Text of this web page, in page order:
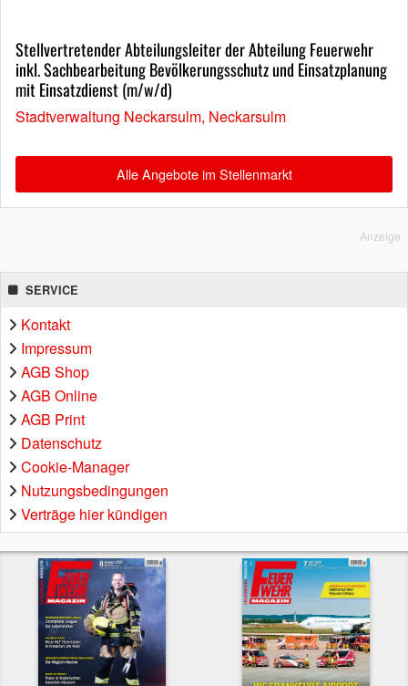
Stellvertretender Abteilungsleiter der Abteilung Feuerwehr
inkl. Sachbearbeitung Bevölkerungsschutz und Einsatzplanung
mit Einsatzdienst (m/w/d)
Stadtverwaltung Neckarsulm, Neckarsulm
Alle Angebote im Stellenmarkt
Anzeige
SERVICE
Kontakt
Impressum
AGB Shop
AGB Online
AGB Print
Datenschutz
Cookie-Manager
Nutzungsbedingungen
Verträge hier kündigen